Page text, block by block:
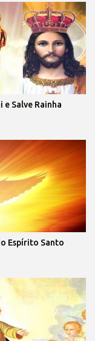
Salve Rainha
Espírito Santo